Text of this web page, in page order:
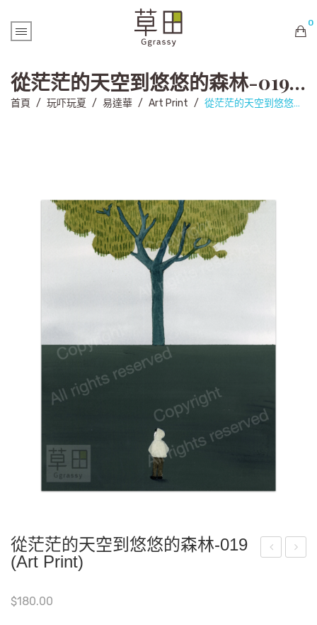
0
購物車內未有商品 從茫茫的天空到悠悠的森林-019 (Art Print)
首頁 / 玩吓玩夏 / 易達華 / Art Print / 從茫茫的天空到悠悠的森林-019 (Art Print)
從茫茫的天空到悠悠的森林-019
(Art Print)
$180.00